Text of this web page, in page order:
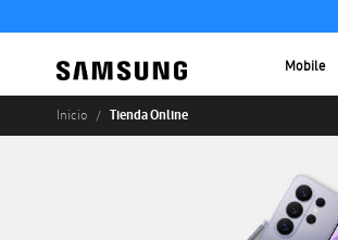
Mobile
Inicio Tienda Online